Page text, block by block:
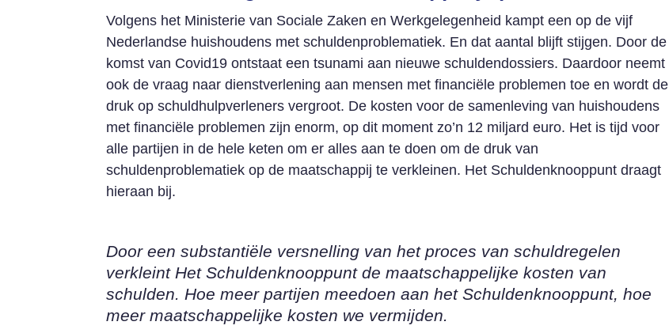
Volgens het Ministerie van Sociale Zaken en Werkgelegenheid kampt een op de vijf
Nederlandse huishoudens met schuldenproblematiek. En dat aantal blijft stijgen. Door de
komst van Covid19 ontstaat een tsunami aan nieuwe schuldendossiers. Daardoor neemt
ook de vraag naar dienstverlening aan mensen met financiële problemen toe en wordt de
druk op schuldhulpverleners vergroot. De kosten voor de samenleving van huishoudens
met financiële problemen zijn enorm, op dit moment zo’n 12 miljard euro. Het is tijd voor
alle partijen in de hele keten om er alles aan te doen om de druk van
schuldenproblematiek op de maatschappij te verkleinen. Het Schuldenknooppunt draagt
hieraan bij.
Door een substantiële versnelling van het proces van schuldregelen
verkleint Het Schuldenknooppunt de maatschappelijke kosten van
schulden. Hoe meer partijen meedoen aan het Schuldenknooppunt, hoe
meer maatschappelijke kosten we vermijden.